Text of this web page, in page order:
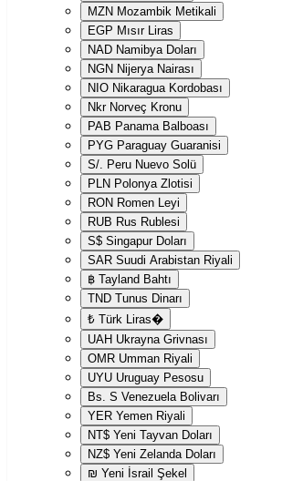
MZN Mozambik Metikali
EGP Mısır Liras
NAD Namibya Doları
NGN Nijerya Nairası
NIO Nikaragua Kordobası
Nkr Norveç Kronu
PAB Panama Balboası
PYG Paraguay Guaranisi
S/. Peru Nuevo Solü
PLN Polonya Zlotisi
RON Romen Leyi
RUB Rus Rublesi
S$ Singapur Doları
SAR Suudi Arabistan Riyali
฿ Tayland Bahtı
TND Tunus Dinarı
₺ Türk Liras�
UAH Ukrayna Grivnası
OMR Umman Riyali
UYU Uruguay Pesosu
Bs. S Venezuela Bolivarı
YER Yemen Riyali
NT$ Yeni Tayvan Doları
NZ$ Yeni Zelanda Doları
₪ Yeni İsrail Şekel